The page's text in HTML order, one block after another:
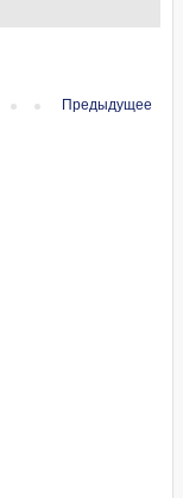
Предыдущее